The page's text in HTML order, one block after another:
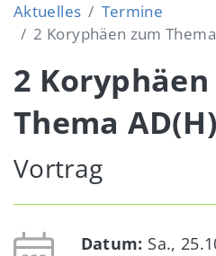
Aktuelles
Termine
2 Koryphäen zum
2
Thema
Vortrag
Datum: Sa.,